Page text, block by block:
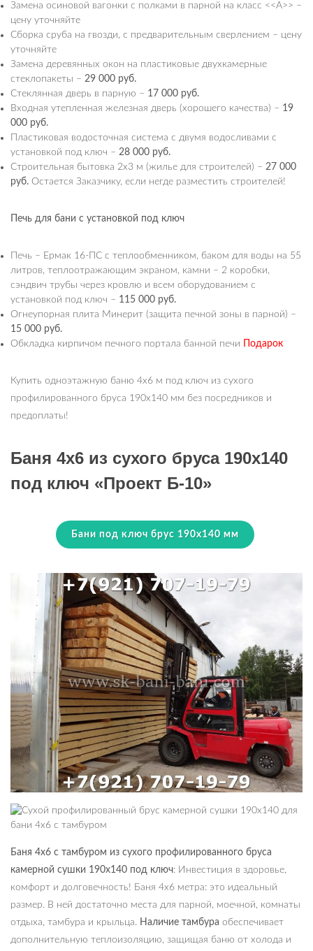
Замена осиновой вагонки с полками в парной на класс <<А>> –
цену уточняйте
Сборка сруба на гвозди, с предварительным сверлением – цену
уточняйте
Замена деревянных окон на пластиковые двухкамерные
стеклопакеты – 29 000 руб.
Стеклянная дверь в парную – 17 000 руб.
Входная утепленная железная дверь (хорошего качества) – 19
000 руб.
Пластиковая водосточная система с двумя водосливами с
установкой под ключ – 28 000 руб.
Строительная бытовка 2х3 м (жилье для строителей) – 27 000
руб. Остается Заказчику, если негде разместить строителей!
Печь для бани с установкой под ключ
Печь – Ермак 16-ПС с теплообменником, баком для воды на 55
литров, теплоотражающим экраном, камни – 2 коробки,
сэндвич трубы через кровлю и всем оборудованием с
установкой под ключ – 115 000 руб.
Огнеупорная плита Минерит (защита печной зоны в парной) –
15 000 руб.
Обкладка кирпичом печного портала банной печи
Подарок
Купить одноэтажную баню 4х6 м под ключ из сухого
профилированного бруса 190х140 мм без посредников и
предоплаты!
Баня 4х6 из сухого бруса 190х140
под ключ «Проект Б-10»
Бани под ключ брус 190х140 мм
Баня 4х6 с тамбуром из сухого профилированного бруса
камерной сушки 190х140 под ключ: Инвестиция в здоровье,
комфорт и долговечность! Баня 4х6 метра: это идеальный
размер. В ней достаточно места для парной, моечной, комнаты
отдыха, тамбура и крыльца. Наличие тамбура обеспечивает
дополнительную теплоизоляцию, защищая баню от холода и